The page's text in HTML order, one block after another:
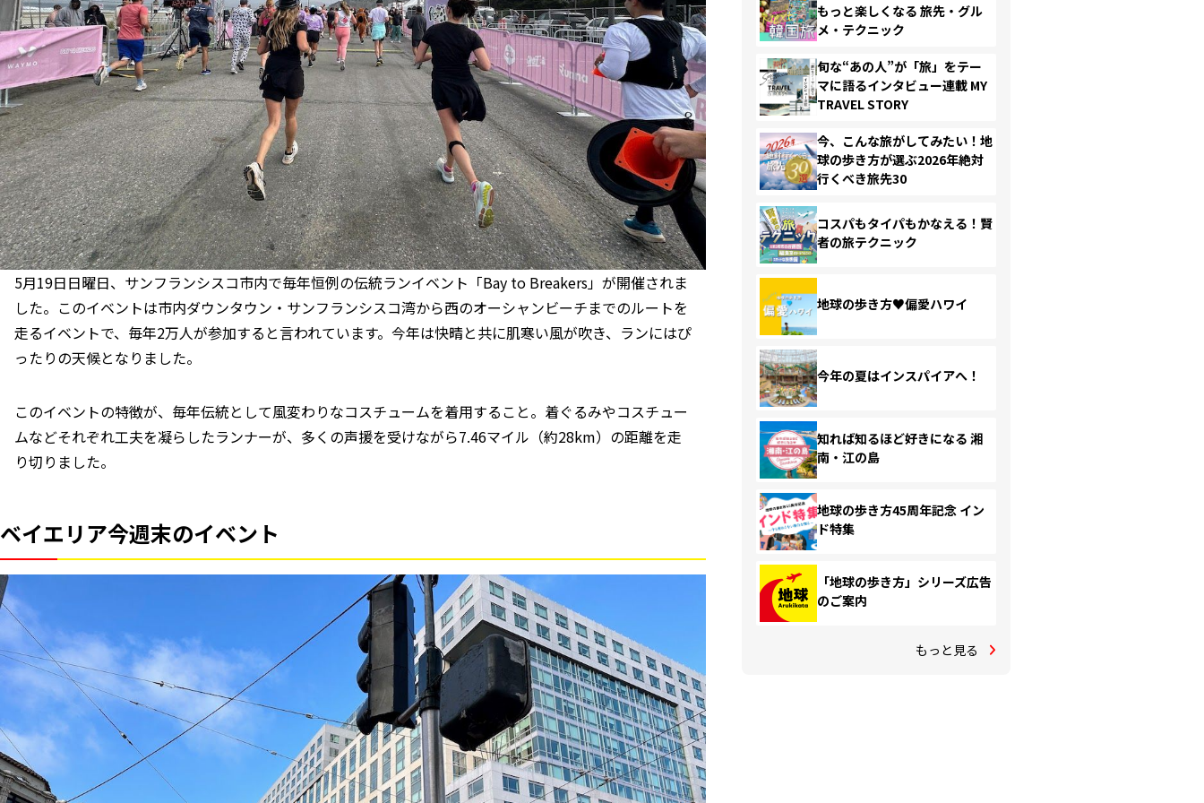
5月19日日曜日、サンフランシスコ市内で毎年恒例の伝統ランイベント「Bay to Breakers」が開催されま
した。このイベントは市内ダウンタウン・サンフランシスコ湾から西のオーシャンビーチまでのルートを
走るイベントで、毎年2万人が参加すると言われています。今年は快晴と共に肌寒い風が吹き、ランにはぴ
ったりの天候となりました。
このイベントの特徴が、毎年伝統として風変わりなコスチュームを着用すること。着ぐるみやコスチュー
ムなどそれぞれ工夫を凝らしたランナーが、多くの声援を受けながら7.46マイル（約28km）の距離を走
り切りました。
ベイエリア今週末のイベント
もっと楽しくなる 旅先・グル
メ・テクニック
旬な“あの人”が「旅」をテー
マに語るインタビュー連載 MY
TRAVEL STORY
今、こんな旅がしてみたい！地
球の歩き方が選ぶ2026年絶対
行くべき旅先30
コスパもタイパもかなえる！賢
者の旅テクニック
地球の歩き方♥偏愛ハワイ
今年の夏はインスパイアへ！
知れば知るほど好きになる 湘
南・江の島
地球の歩き方45周年記念 イン
ド特集
「地球の歩き方」シリーズ広告
のご案内
もっと見る